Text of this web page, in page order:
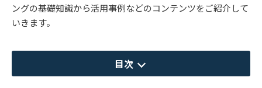
ングの基礎知識から活用事例などのコンテンツをご紹介して
いきます。
目次